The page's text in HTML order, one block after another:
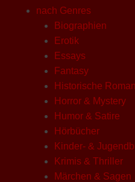
nach Genres
Biographien
Erotik
Essays
Fantasy
Historische
Horror & Mystery
Humor & Satire
Hörbücher
Kinder- &
Krimis & Thriller
Märchen & Sagen